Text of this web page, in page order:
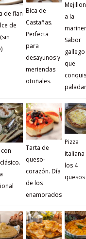
de flan
de
Bica de
Castañas.
Perfecta
para
desayunos y
meriendas
otoñales.
a la
Sabor
gallego
que
Tarta de
queso-
corazón. Día
de los
enamorados
Pizza
italiana
los 4
quesos